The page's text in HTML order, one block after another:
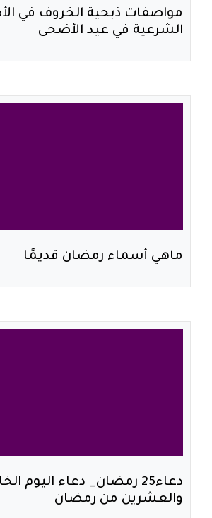
مواصفات ذبحية الخروف في
الشرعية في عيد الأضحى
ماهي أسماء رمضان قديمًا
دعاء25 رمضان_ دعاء اليوم
والعشرين من رمضان